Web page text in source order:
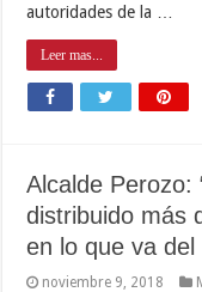
autoridades de la …
Leer mas...
Alcalde Perozo:
distribuido más
en lo que va del
noviembre 9, 2018